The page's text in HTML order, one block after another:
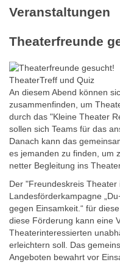
Veranstaltungen
Theaterfreunde
TheaterTreff und Quiz
An diesem Abend können
zusammenfinden, um
durch das "Kleine Theater
sollen sich Teams für das
Danach kann das
es jemanden zu finden, um
netter Begleitung ins
Der "Freundeskreis Theater
Landesförderkampagne
gegen Einsamkeit.“ für
diese Förderung kann eine
Theaterinteressierten
erleichtern soll. Das
Angeboten bewahrt vor